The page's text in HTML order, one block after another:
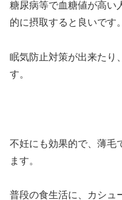
糖尿病等で血糖値が高い
的に摂取すると良いです。
眠気防止対策が出来たり
す。
不妊にも効果的で、薄毛
ます。
普段の食生活に、カシュ